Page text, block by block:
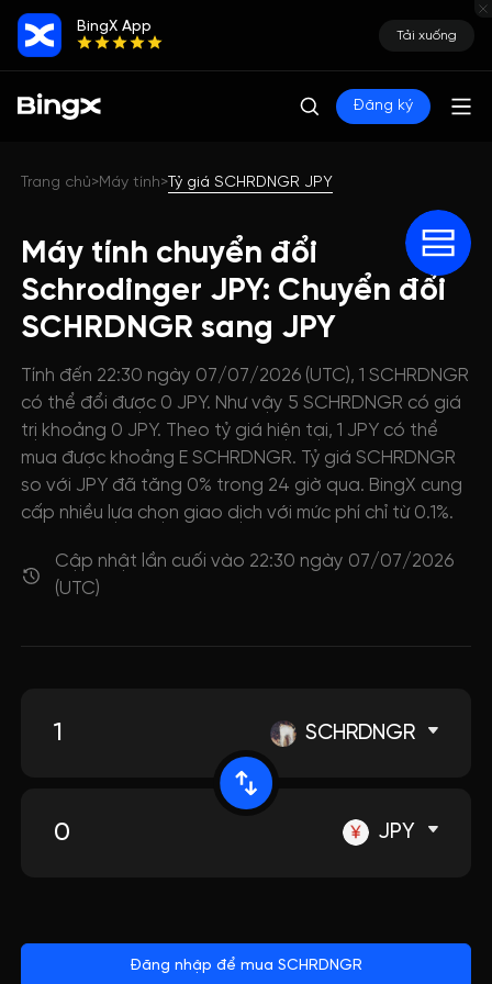
BingX App
Tải xuống
Đăng ký
Trang chủ>Máy tính>Tỷ giá SCHRDNGR JPY
Máy tính chuyển đổi
Schrodinger JPY: Chuyển đổi
SCHRDNGR sang JPY
Tính đến 22:30 ngày 07/07/2026 (UTC), 1 SCHRDNGR
có thể đổi được 0 JPY. Như vậy 5 SCHRDNGR có giá
trị khoảng 0 JPY. Theo tỷ giá hiện tại, 1 JPY có thể
mua được khoảng E SCHRDNGR. Tỷ giá SCHRDNGR
so với JPY đã tăng 0% trong 24 giờ qua. BingX cung
cấp nhiều lựa chọn giao dịch với mức phí chỉ từ 0.1%.
Cập nhật lần cuối vào 22:30 ngày 07/07/2026
(UTC)
SCHRDNGR
JPY
Đăng nhập để mua SCHRDNGR